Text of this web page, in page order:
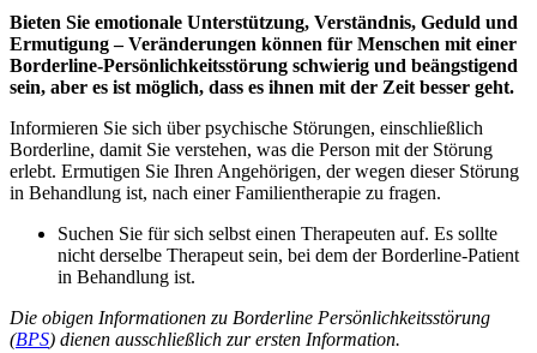
Bieten Sie emotionale Unterstützung, Verständnis, Geduld und
Ermutigung – Veränderungen können für Menschen mit einer
Borderline-Persönlichkeitsstörung schwierig und beängstigend
sein, aber es ist möglich, dass es ihnen mit der Zeit besser geht.
Informieren Sie sich über psychische Störungen, einschließlich
Borderline, damit Sie verstehen, was die Person mit der Störung
erlebt. Ermutigen Sie Ihren Angehörigen, der wegen dieser Störung
in Behandlung ist, nach einer Familientherapie zu fragen.
Suchen Sie für sich selbst einen Therapeuten auf. Es sollte
nicht derselbe Therapeut sein, bei dem der Borderline-Patient
in Behandlung ist.
Die obigen Informationen zu Borderline Persönlichkeitsstörung
(BPS) dienen ausschließlich zur ersten Information.